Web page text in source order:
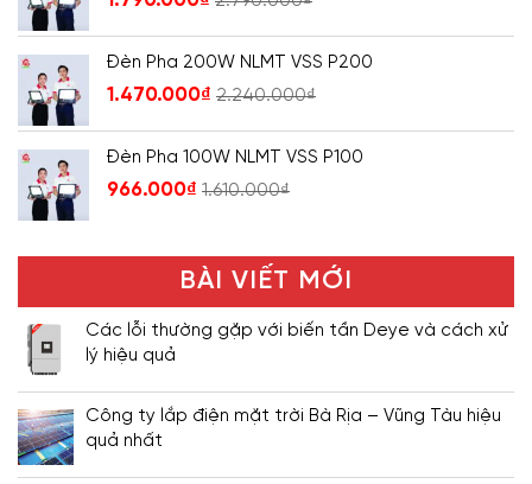
Đèn Pha 200W NLMT VSS P200
1.470.000₫ 2.240.000₫
Đèn Pha 100W NLMT VSS P100
966.000₫ 1.610.000₫
BÀI VIẾT MỚI
Các lỗi thường gặp với biến tần Deye và cách xử
lý hiệu quả
Công ty lắp điện mặt trời Bà Rịa – Vũng Tàu hiệu
quả nhất